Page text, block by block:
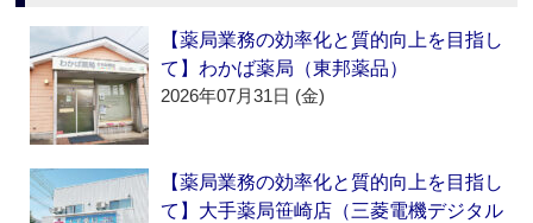
【薬局業務の効率化と質的向上を目指し
て】わかば薬局（東邦薬品）
2026年07月31日 (金)
【薬局業務の効率化と質的向上を目指し
て】大手薬局笹崎店（三菱電機デジタル